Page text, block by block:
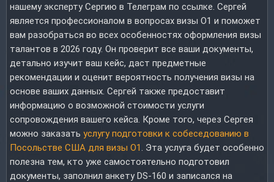
нашему эксперту Сергию в Телеграм по ссылке. Сергей
является профессионалом в вопросах визы O1 и поможет
вам разобраться во всех особенностях оформления визы
талантов в 2026 году. Он проверит все ваши документы,
детально изучит ваш кейс, даст предметные
рекомендации и оценит вероятность получения визы на
основе ваших данных. Сергей также предоставит
информацию о возможной стоимости услуги
сопровождения вашего кейса. Кроме того, через Сергея
можно заказать услугу подготовки к собеседованию в
Посольстве США для визы O1. Эта услуга будет особенно
полезна тем, кто уже самостоятельно подготовил
документы, заполнил анкету DS-160 и записался на